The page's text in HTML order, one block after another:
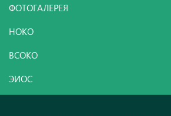
ФОТОГАЛЕРЕЯ
НОКО
ВСОКО
ЭИОС